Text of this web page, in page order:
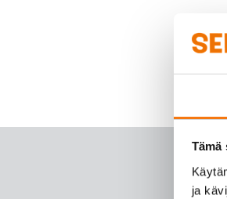
Tämä
ja